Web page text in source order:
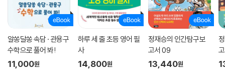
알쏭달쏭 속담 · 관용구
수학으로 풀어 봐!
11,000원
하루 세 줄 초등 영어 필
사
14,800원
정재승의 인간탐구보
고서 09
13,440원